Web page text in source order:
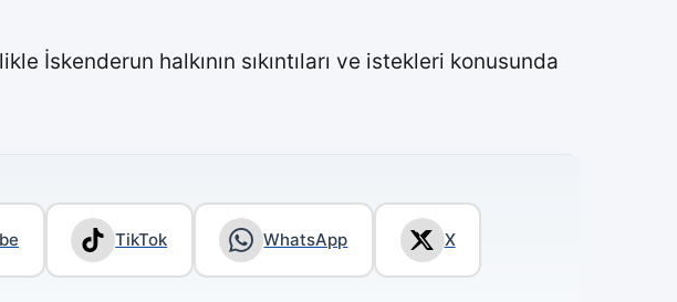
İskenderun halkının sıkıntıları ve istekleri konusunda
TikTok WhatsApp X